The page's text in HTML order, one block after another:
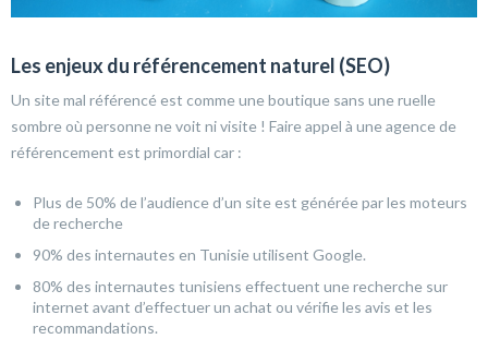
Les enjeux du référencement naturel (SEO)
Un site mal référencé est comme une boutique sans une ruelle
sombre où personne ne voit ni visite ! Faire appel à une agence de
référencement est primordial car :
Plus de 50% de l’audience d’un site est générée par les moteurs
de recherche
90% des internautes en Tunisie utilisent Google.
80% des internautes tunisiens effectuent une recherche sur
internet avant d’effectuer un achat ou vérifie les avis et les
recommandations.